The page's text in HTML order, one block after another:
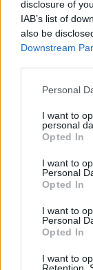
disclosure of
IAB’s list of
also be
Downstream
Personal
I want to
personal
Opted In
I want to
Personal
Opted In
I want to
Personal
Opted In
I want to